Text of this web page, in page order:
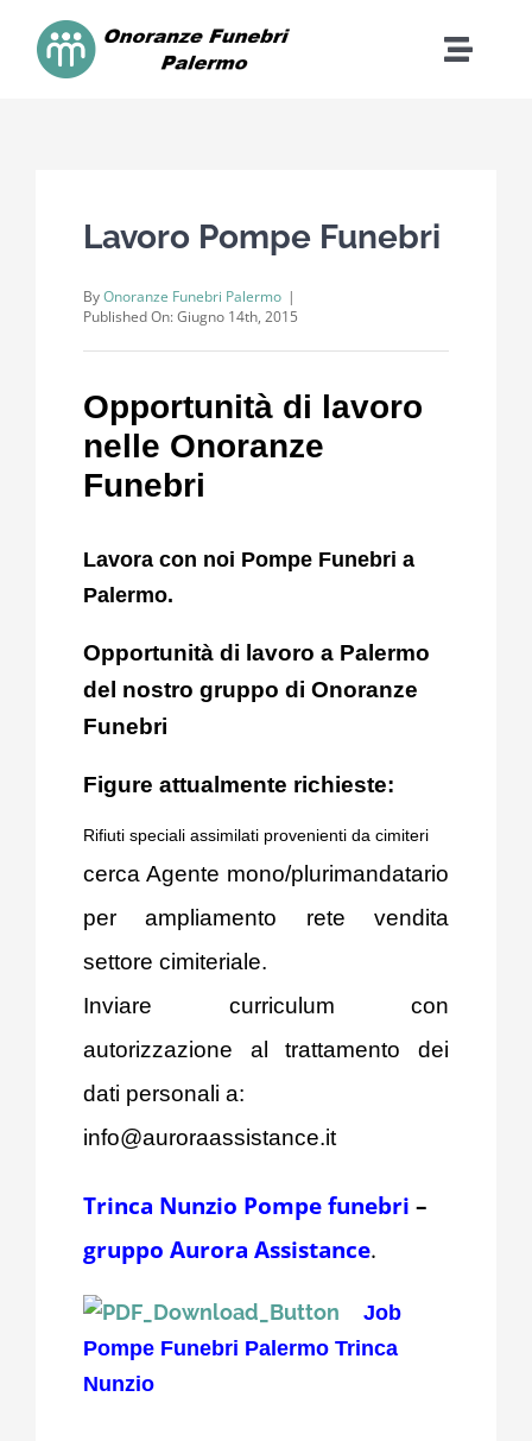
content
Toggle
Costi
Lavoro Pompe Funebri
ByOnoranze Funebri Palermo |
Published On: Giugno 14th, 2015
Opportunità di lavoro
nelle Onoranze
Funebri
Lavora con noi Pompe Funebri a
Palermo.
Opportunità di lavoro a Palermo
del nostro gruppo di Onoranze
Funebri
Figure attualmente richieste:
Rifiuti speciali assimilati provenienti da cimiteri
cerca Agente mono/plurimandatario
per ampliamento rete vendita
settore cimiteriale.
Inviare curriculum con
autorizzazione al trattamento dei
dati personali a:
info@auroraassistance.it
Trinca Nunzio Pompe funebri –
gruppo Aurora Assistance.
Job
Pompe Funebri Palermo Trinca
Nunzio